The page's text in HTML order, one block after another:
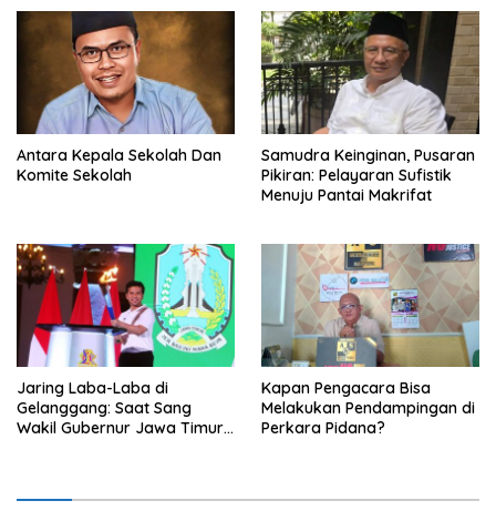
Antara Kepala Sekolah Dan
Komite Sekolah
Samudra Keinginan, Pusaran
Pikiran: Pelayaran Sufistik
Menuju Pantai Makrifat
Jaring Laba-Laba di
Gelanggang: Saat Sang
Wakil Gubernur Jawa Timur
Kapan Pengacara Bisa
Melakukan Pendampingan di
Perkara Pidana?